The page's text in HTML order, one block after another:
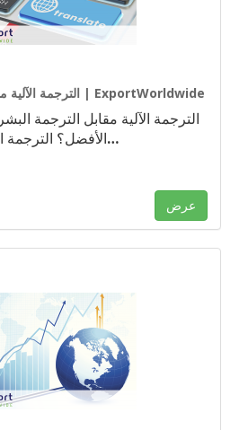
الترجمة الآلية مقابل الترجمة البشرية | ExportWorldwide
الترجمة الآلية مقابل الترجمة
الأفضل؟ الترجمة…
عرض